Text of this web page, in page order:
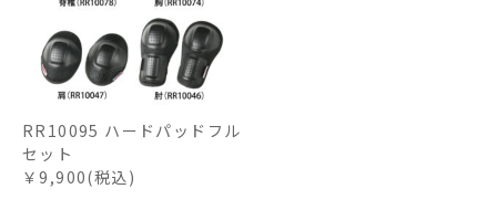
RR10095 ハードパッドフル
セット
￥9,900(税込)